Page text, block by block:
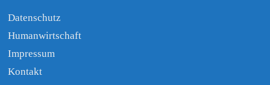
Datenschutz
Humanwirtschaft
Impressum
Kontakt